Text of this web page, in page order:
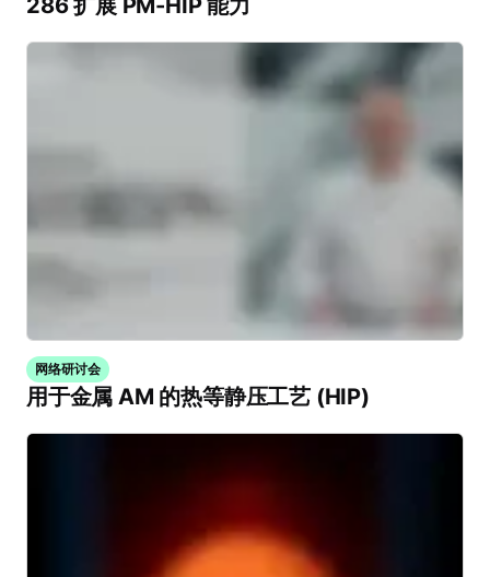
286 扩展 PM-HIP 能力
网络研讨会
用于金属 AM 的热等静压工艺 (HIP)